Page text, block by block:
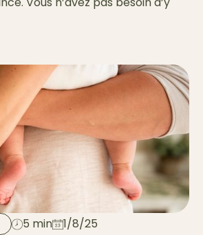
5 min 1/8/25